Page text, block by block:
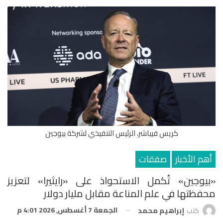
كريس فيباشر، الرئيس التنفيذي لشركة بيوجين
أهم الأخبار صفقات
«بيوجين» تُكمل الاستحواذ على «رايثيرا» لتعزيز
محفظتها في علم المناعة مقابل مليار دولار
كتب إبراهيم محمد الجمعة 7 أغسطس, 2026 4:01 م